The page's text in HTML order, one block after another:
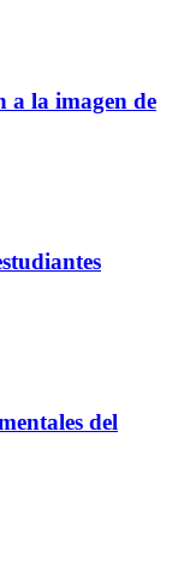
a la imagen de
del